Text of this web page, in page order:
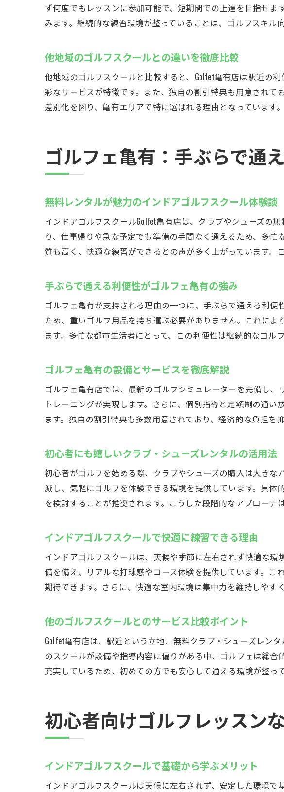
初心者も安心
自分のペース
他のレッスン
最新設備が魅力の
最新シミュレ
科学的アプロ
初心者も上級
アクセス抜群
忙しい方にも
駅近で続けや
スイング改善に最
個別指導と最
ゴルフェ亀有
継続するこ
他のゴルフス
ず何度でもレッスンに参加可能で、短期間での上達を目指せ
みます。継続的な練習環境が整っていることは、ゴルフスキル
他地域のゴルフスクールとの違いを徹底比較
他地域のゴルフスクールと比較すると、Golfet亀有店は駅近の
彩なサービスが特徴です。また、独自の割引特典も用意され
差別化を図り、亀有エリアで特に選ばれる理由となっています
ゴルフェ亀有：手ぶらで通
無料レンタルが魅力のインドアゴルフスクール体験談
インドアゴルフスクールGolfet亀有店は、クラブやシューズの
り、仕事帰りや急な予定でも準備の手間なく通えるため、多
質も高く、快適な練習ができるとの声が多く上がっています。
手ぶらで通える利便性がゴルフェ亀有の強み
ゴルフェ亀有が支持される理由の一つに、手ぶらで通える利
ため、重いゴルフ用品を持ち運ぶ必要がありません。これに
ます。多忙な都市生活者にとって、この利便性は継続的なゴル
ゴルフェ亀有の設備とサービスを徹底解説
ゴルフェ亀有店では、最新のゴルフシミュレーターを完備し
トレーニングが実現します。さらに、個別指導と定額制の通
ます。独自の割引特典も多数用意されており、経済的な負担を
初心者にも嬉しいクラブ・シューズレンタルの活用法
初心者がゴルフを始める際、クラブやシューズの購入は大き
減し、気軽にゴルフを体験できる環境を提供しています。具
を検討することが推奨されます。こうした段階的なアプローチ
インドアゴルフスクールで快適に練習できる理由
インドアゴルフスクールは、天候や季節に左右されず快適な
備を備え、リアルな打球感やコース体験を提供しています。
期待できます。さらに、快適な室内環境は集中力を維持しやす
他のゴルフスクールとのサービス比較ポイント
Golfet亀有店は、駅近という立地、無料クラブ・シューズレン
のスクールが設備や指導内容に偏りがある中、ゴルフェは総
充実しているため、初めての方でも安心して通える環境が整っ
初心者向けゴルフレッスン
インドアゴルフスクールで基礎から学ぶメリット
インドアゴルフスクールは天候に左右されず、安定した環境